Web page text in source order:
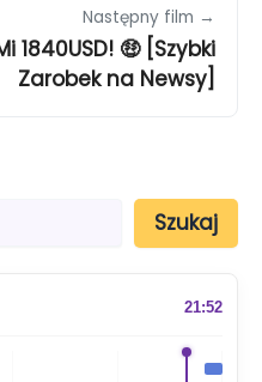
Następny film →
1840USD! 🤑 [Szybki
Zarobek na Newsy]
Szukaj
21:52